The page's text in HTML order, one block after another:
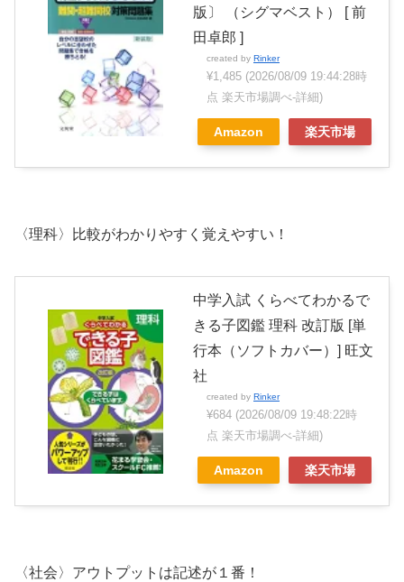
版〕 （シグマベスト） [ 前
田卓郎 ]
created by Rinker
¥1,485 (2026/08/09 19:44:28時
点 楽天市場調べ-詳細)
Amazon 楽天市場
〈理科〉比較がわかりやすく覚えやすい！
中学入試 くらべてわかるで
きる子図鑑 理科 改訂版 [単
行本（ソフトカバー）] 旺文
社
created by Rinker
¥684 (2026/08/09 19:48:22時
点 楽天市場調べ-詳細)
Amazon 楽天市場
〈社会〉アウトプットは記述が１番！